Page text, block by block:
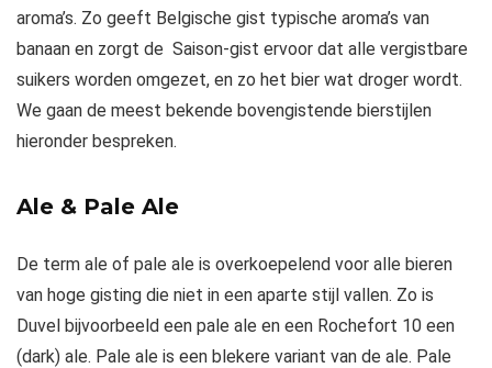
aroma’s. Zo geeft Belgische gist typische aroma’s van
banaan en zorgt de Saison-gist ervoor dat alle vergistbare
suikers worden omgezet, en zo het bier wat droger wordt.
We gaan de meest bekende bovengistende bierstijlen
hieronder bespreken.
Ale & Pale Ale
De term ale of pale ale is overkoepelend voor alle bieren
van hoge gisting die niet in een aparte stijl vallen. Zo is
Duvel bijvoorbeeld een pale ale en een Rochefort 10 een
(dark) ale. Pale ale is een blekere variant van de ale. Pale